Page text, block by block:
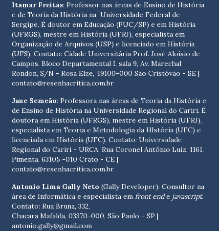
Itamar Freitas: Professor nas áreas de Ensino de História
e de Teoria da História na Universidade Federal de
Sergipe. É doutor em Educação (PUC/SP) e em História
(UFRGS), mestre em História (UFRJ), especialista em
Organização de Arquivos (USP) e licenciado em História
(UFS). Contato: Cidade Universitária Prof. José Aloísio de
Campos. Bloco Departamental I, sala 9, Av. Marechal
Rondon, S/N - Rosa Elze, 49100-000 São Cristóvão - SE |
contato@resenhacritica.com.br
Jane Semeão: Professora nas áreas de Teoria da História e
de Ensino de História na Universidade Regional do Cariri. É
doutora em História (UFRGS), mestre em História (UFRJ),
especialista em Teoria e Metodologia da HIstória (UFC) e
licenciada em História (UFC). Contato: Universidade
Regional do Cariri - URCA. Rua Coronel Antônio Luíz, 1161,
Pimenta, 63105 -010 Crato - CE |
contato@resenhacritica.com.br
Antonio Lima Gally Neto (Gally Developer): Consultor na
área de Informática e especialista em front ende javascript.
Contato: Rua Bruna, 332,
Chacara Mafalda, 03370-000, São Paulo - SP |
antonio.gally@gmail.com